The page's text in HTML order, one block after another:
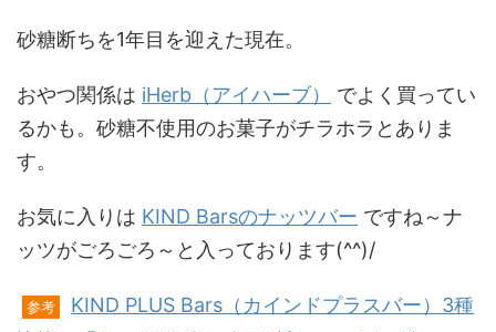
砂糖断ちを1年目を迎えた現在。
おやつ関係は iHerb（アイハーブ）
でよく買ってい
るかも。砂糖不使用のお菓子がチラホラとありま
す。
お気に入りは KIND Barsのナッツバー ですね～ナ
ッツがごろごろ～と入っております(^^)/
参考
KIND PLUS Bars（カインドプラスバー）3種